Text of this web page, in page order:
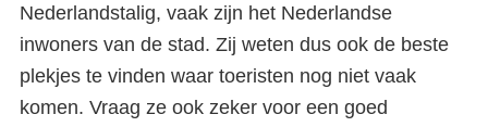
Nederlandstalig, vaak zijn het Nederlandse
inwoners van de stad. Zij weten dus ook de beste
plekjes te vinden waar toeristen nog niet vaak
komen. Vraag ze ook zeker voor een goed